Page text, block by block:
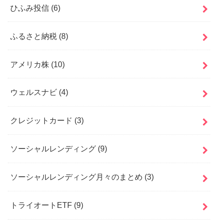
ひふみ投信 (6)
ふるさと納税 (8)
アメリカ株 (10)
ウェルスナビ (4)
クレジットカード (3)
ソーシャルレンディング (9)
ソーシャルレンディング月々のまとめ (3)
トライオートETF (9)